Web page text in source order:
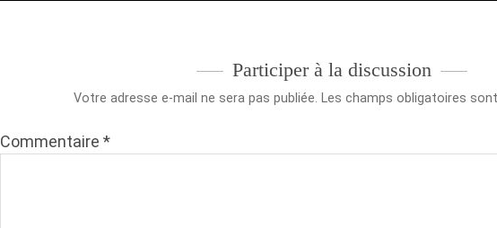
Participer à la discussion
Votre adresse e-mail ne sera pas publiée. Les champs obligatoires
Commentaire *